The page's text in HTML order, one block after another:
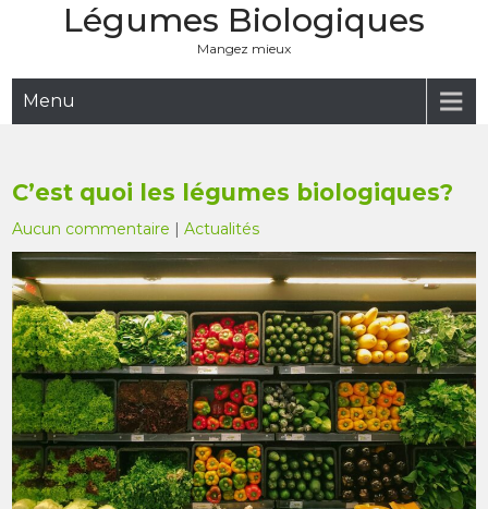
Légumes Biologiques
Mangez mieux
Menu
C’est quoi les légumes biologiques?
Aucun commentaire |Actualités